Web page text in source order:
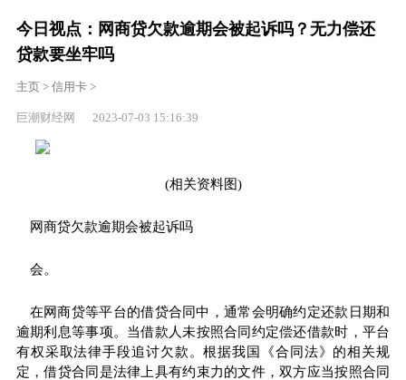
今日视点：网商贷欠款逾期会被起诉吗？无力偿还
贷款要坐牢吗
主页> 信用卡>
巨潮财经网 2023-07-03 15:16:39
(相关资料图)
网商贷欠款逾期会被起诉吗
会。
在网商贷等平台的借贷合同中，通常会明确约定还款日期和
逾期利息等事项。当借款人未按照合同约定偿还借款时， 平台
有权采取法律手段追讨欠款。根据我国《合同法》的相关规
定，借贷合同是法律上具有约束力的文件，双方应当按照合同